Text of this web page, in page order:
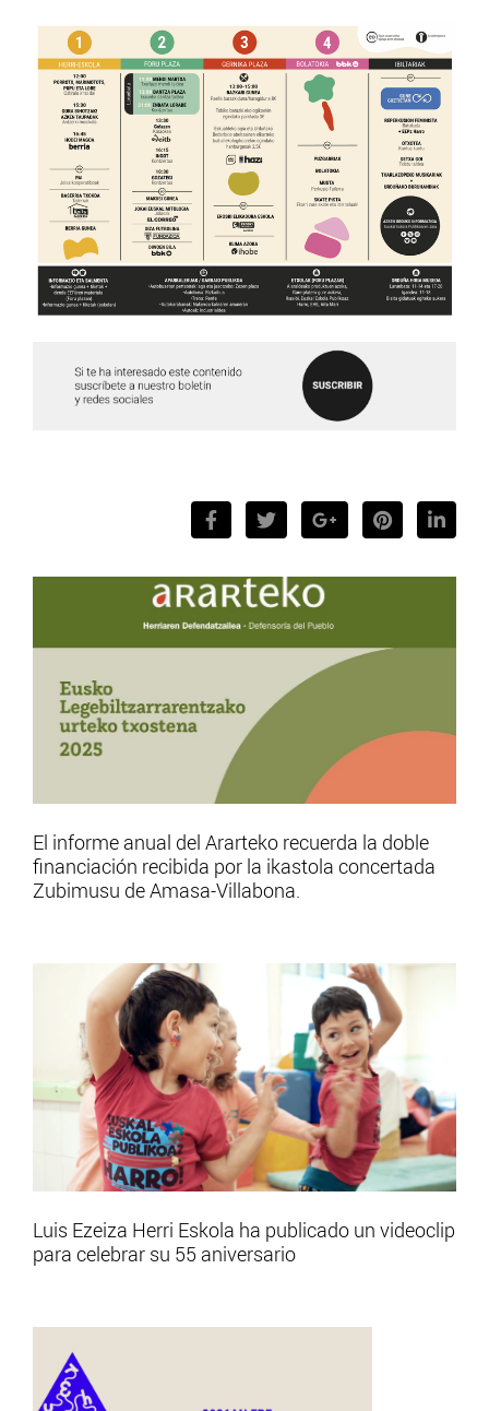
El informe anual del Ararteko recuerda la doble
financiación recibida por la ikastola concertada
Zubimusu de Amasa-Villabona.
Luis Ezeiza Herri Eskola ha publicado un videoclip
para celebrar su 55 aniversario